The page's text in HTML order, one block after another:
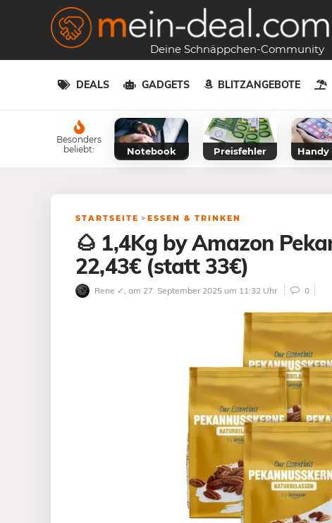
Deine Schnäppchen-Community
DEALS GADGETS BLITZANGEBOTE
Besonders
beliebt:
Notebook Preisfehler Handy
STARTSEITE > ESSEN & TRINKEN
🌰 1,4Kg by Amazon
22,43€ (statt 33€)
Rene ✓ , am 27. September 2025 um 11:32 Uhr 0